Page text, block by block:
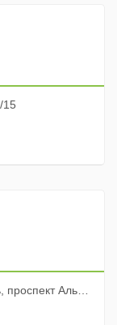
15
Камалеева, 16А